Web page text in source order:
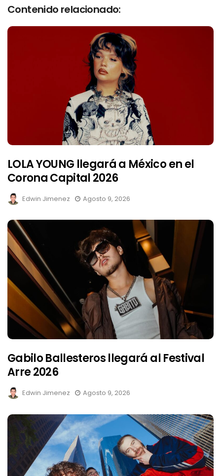
Contenido relacionado:
LOLA YOUNG llegará a México en el
Corona Capital 2026
Edwin Jimenez Agosto 9, 2026
Gabilo Ballesteros llegará al Festival
Arre 2026
Edwin Jimenez Agosto 9, 2026